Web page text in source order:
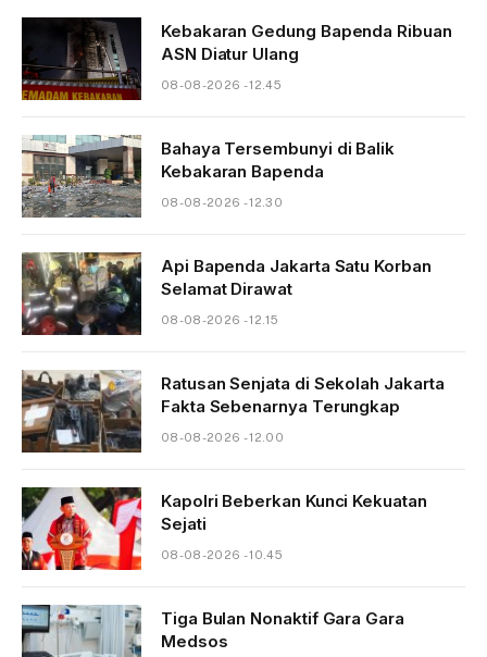
Kebakaran Gedung Bapenda Ribuan
ASN Diatur Ulang
08-08-2026 - 12.45
Bahaya Tersembunyi di Balik
Kebakaran Bapenda
08-08-2026 - 12.30
Api Bapenda Jakarta Satu Korban
Selamat Dirawat
08-08-2026 - 12.15
Ratusan Senjata di Sekolah Jakarta
Fakta Sebenarnya Terungkap
08-08-2026 - 12.00
Kapolri Beberkan Kunci Kekuatan
Sejati
08-08-2026 - 10.45
Tiga Bulan Nonaktif Gara Gara
Medsos